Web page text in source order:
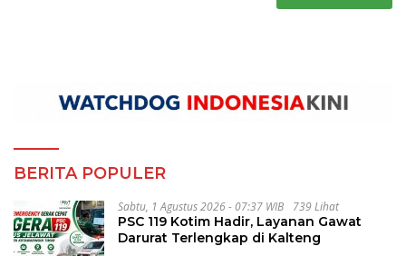
BERITA POPULER
Sabtu, 1 Agustus 2026 - 07:37 WIB 739 Lihat
PSC 119 Kotim Hadir, Layanan Gawat
Darurat Terlengkap di Kalteng